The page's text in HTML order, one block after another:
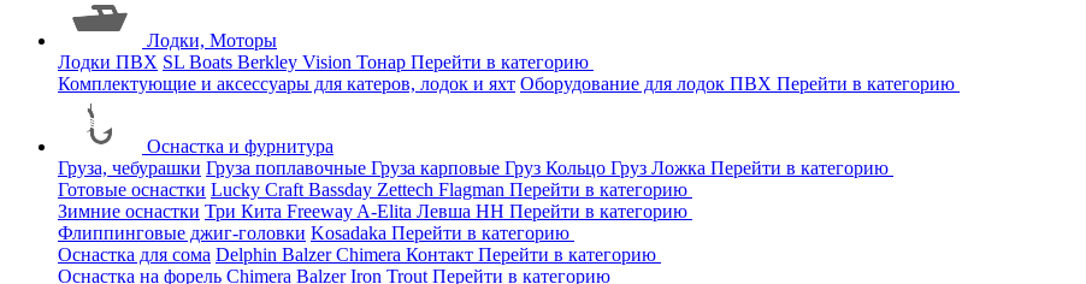
Лодки, Моторы
Лодки ПВХ SL Boats Berkley Vision Тонар Перейти в категорию
Комплектующие и аксессуары для катеров, лодок и яхт Оборудование для лодок ПВХ Перейти в категорию
Оснастка и фурнитура
Груза, чебурашки Груза поплавочные Груза карповые Груз Кольцо Груз Ложка Перейти в категорию
Готовые оснастки Lucky Craft Bassday Zettech Flagman Перейти в категорию
Зимние оснастки Три Кита Freeway A-Elita Левша НН Перейти в категорию
Флиппинговые джиг-головки Kosadaka Перейти в категорию
Оснастка для сома Delphin BalzerChimera Контакт Перейти в категорию
Оснастка на форель Chimera BalzerIron Trout Перейти в категорию